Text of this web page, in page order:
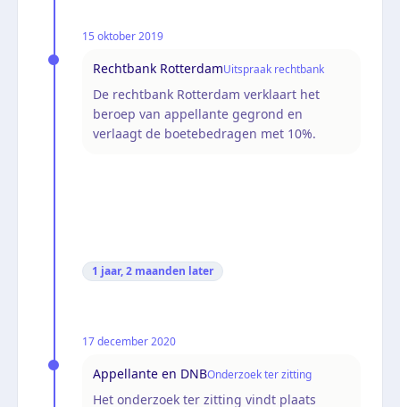
15 oktober 2019
Rechtbank RotterdamUitspraak rechtbank
De rechtbank Rotterdam verklaart het
beroep van appellante gegrond en
verlaagt de boetebedragen met 10%.
1 jaar, 2 maanden later
17 december 2020
Appellante en DNBOnderzoek ter zitting
Het onderzoek ter zitting vindt plaats